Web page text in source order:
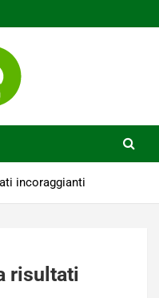
incoraggianti
risultati